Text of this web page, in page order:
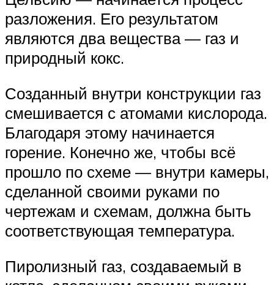
разложения. Его результатом
являются два вещества — газ и
природный кокс.
Созданный внутри конструкции газ
смешивается с атомами кислорода.
Благодаря этому начинается
горение. Конечно же, чтобы всё
прошло по схеме — внутри камеры,
сделанной своими руками по
чертежам и схемам, должна быть
соответствующая температура.
Пиролизный газ, создаваемый в